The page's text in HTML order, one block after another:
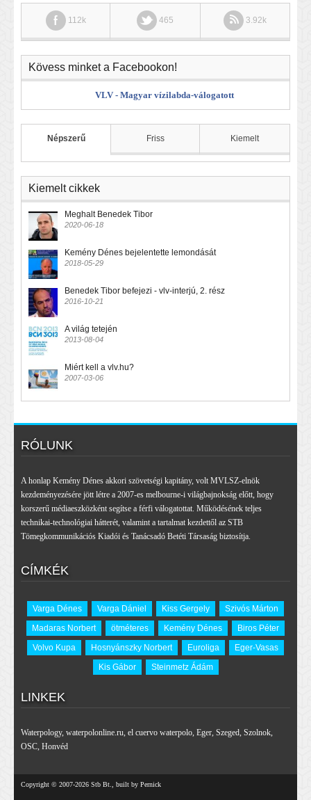
112k 465 3.92k
Kövess minket a Facebookon!
VLV - Magyar vízilabda-válogatott
Népszerű Friss Kiemelt
Kiemelt cikkek
Meghalt Benedek Tibor
2020-06-18
Kemény Dénes bejelentette lemondását
2018-05-29
Benedek Tibor befejezi - vlv-interjú, 2. rész
2016-10-21
A világ tetején
2013-08-04
Miért kell a vlv.hu?
2007-03-06
RÓLUNK
A honlap Kemény Dénes akkori szövetségi kapitány, volt MVLSZ-elnök
kezdeményezésére jött létre a 2007-es melbourne-i világbajnokság előtt, hogy
korszerű médiaeszközként segítse a férfi válogatottat. Működésének teljes
technikai-technológiai hátterét, valamint a tartalmat kezdettől az STB
Tömegkommunikációs Kiadói és Tanácsadó Betéti Társaság biztosítja.
CÍMKÉK
Varga Dénes Varga Dániel Kiss Gergely
Szivós Márton
Madaras Norbert
ötméteres Kemény Dénes
Biros Péter
Volvo Kupa
Hosnyánszky Norbert Euroliga
Eger-Vasas
Kis Gábor
Steinmetz Ádám
LINKEK
Waterpology, waterpolonline.ru, el cuervo waterpolo, Eger, Szeged, Szolnok,
OSC, Honvéd
Copyright © 2007-2026 Stb Bt., built by Pernick